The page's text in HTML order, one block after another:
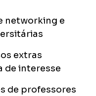
networking e
extras
de interesse
de professores